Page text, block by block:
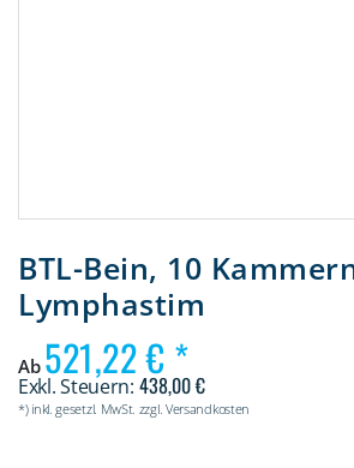
Anfang
der
Bildergalerie
springen
BTL-Bein, 10
Lymphastim
Ab 521,22 €
438,00 €
*) inkl. gesetzl. MwSt. zzgl. Versandkosten